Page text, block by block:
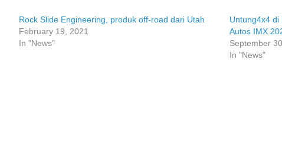
Rock Slide Engineering, produk off-road dari Utah
February 19, 2021
In "News"
Untung4x4 di
Autos IMX
September
In "News"